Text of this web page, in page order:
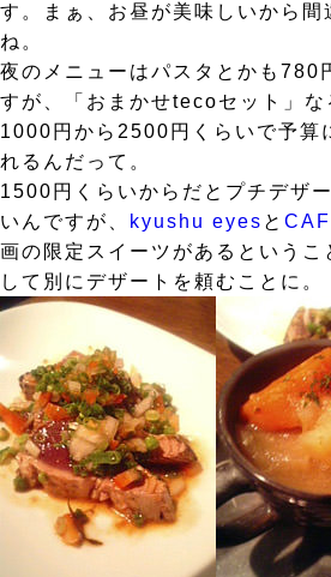
す。まぁ、お昼が美味しいから間
ね。
夜のメニューはパスタとかも780
すが、「おまかせtecoセット」な
1000円から2500円くらいで予算
れるんだって。
1500円くらいからだとプチデザ
いんですが、
kyushu eyes と
画の限定スイーツがあるという
して別にデザートを頼むことに。